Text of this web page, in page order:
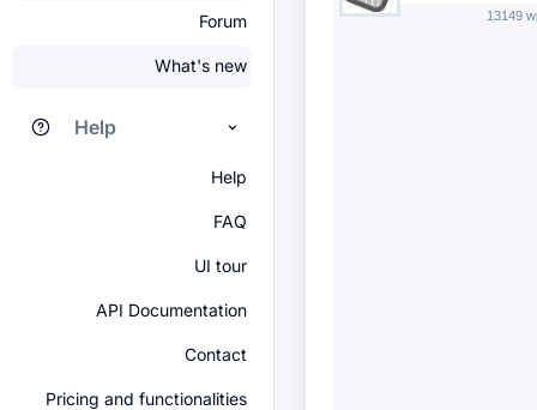
Forum
What's new
Help
Help
FAQ
UI tour
API Documentation
Contact
Pricing and functionalities
13149